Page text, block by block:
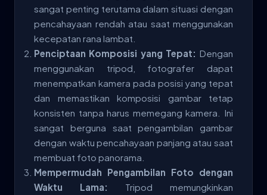
sangat penting terutama dalam situasi dengan
pencahayaan rendah atau saat menggunakan
kecepatan rana lambat.
Penciptaan Komposisi yang Tepat: Dengan
menggunakan tripod, fotografer dapat
menempatkan kamera pada posisi yang tepat
dan memastikan komposisi gambar tetap
konsisten tanpa harus memegang kamera. Ini
sangat berguna saat pengambilan gambar
dengan waktu pencahayaan panjang atau saat
membuat foto panorama.
Mempermudah Pengambilan Foto dengan
Waktu Lama:
Tripod memungkinkan